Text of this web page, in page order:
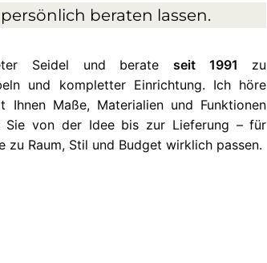
beraten lassen.
Seidel und berateseit 1991 zu
und kompletter Einrichtung. Ich höre
Ihnen Maße, Materialien und Funktionen
Sie von der Idee bis zur Lieferung – für
zu Raum, Stil und Budget wirklich passen.